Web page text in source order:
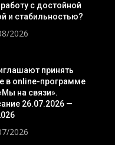
с достойной
и стабильностью?
2026
принять
в online-программе
на связи».
26.07.2026 —
2026